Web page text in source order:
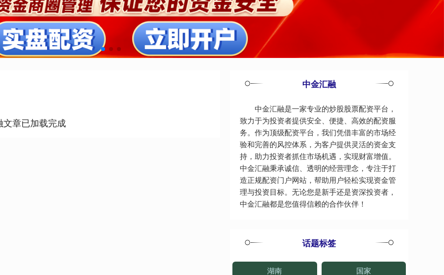
文章已加载完成
中金汇融
中金汇融是一家专业的炒股股票配资平台，
致力于为投资者提供安全、便捷、高效的配资服
务。作为顶级配资平台，我们凭借丰富的市场经
验和完善的风控体系，为客户提供灵活的资金支
持，助力投资者抓住市场机遇，实现财富增值。
中金汇融秉承诚信、透明的经营理念，专注于打
造正规配资门户网站，帮助用户轻松实现资金管
理与投资目标。无论您是新手还是资深投资者，
中金汇融都是您值得信赖的合作伙伴！
话题标签
湖南 国家